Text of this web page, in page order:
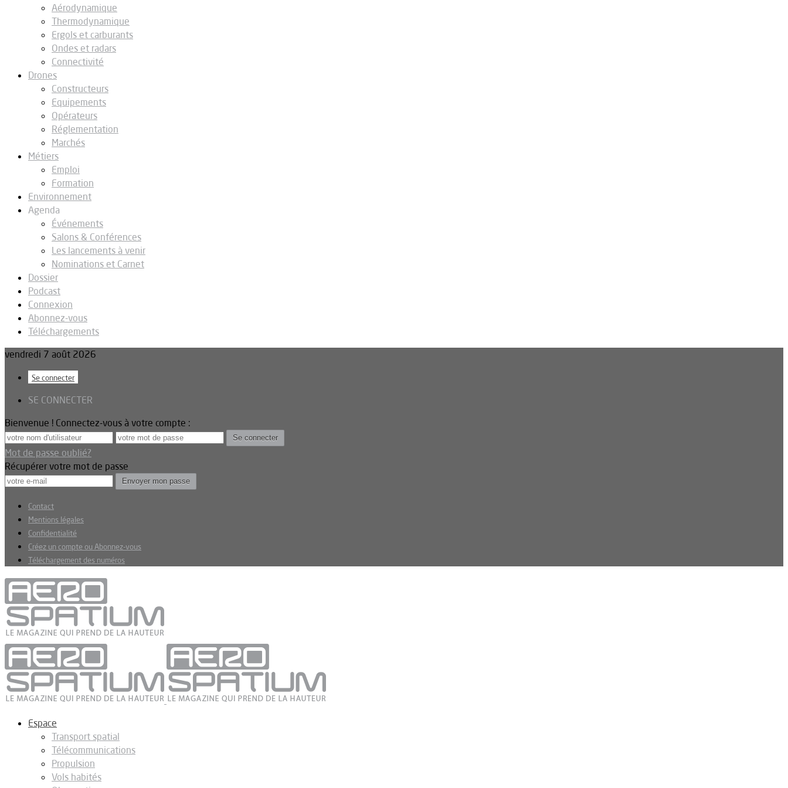
Aérodynamique
Thermodynamique
Ergols et carburants
Ondes et radars
Connectivité
Drones
Constructeurs
Equipements
Opérateurs
Réglementation
Marchés
Métiers
Emploi
Formation
Environnement
Agenda
Événements
Salons & Conférences
Les lancements à venir
Nominations et Carnet
Dossier
Podcast
Connexion
Abonnez-vous
Téléchargements
vendredi 7 août 2026
Se connecter
SE CONNECTER
Bienvenue ! Connectez-vous à votre compte :
Mot de passe oublié?
Récupérer votre mot de passe
Contact
Mentions légales
Confidentialité
Créez un compte ou Abonnez-vous
Téléchargement des numéros
Espace
Transport spatial
Télécommunications
Propulsion
Vols habités